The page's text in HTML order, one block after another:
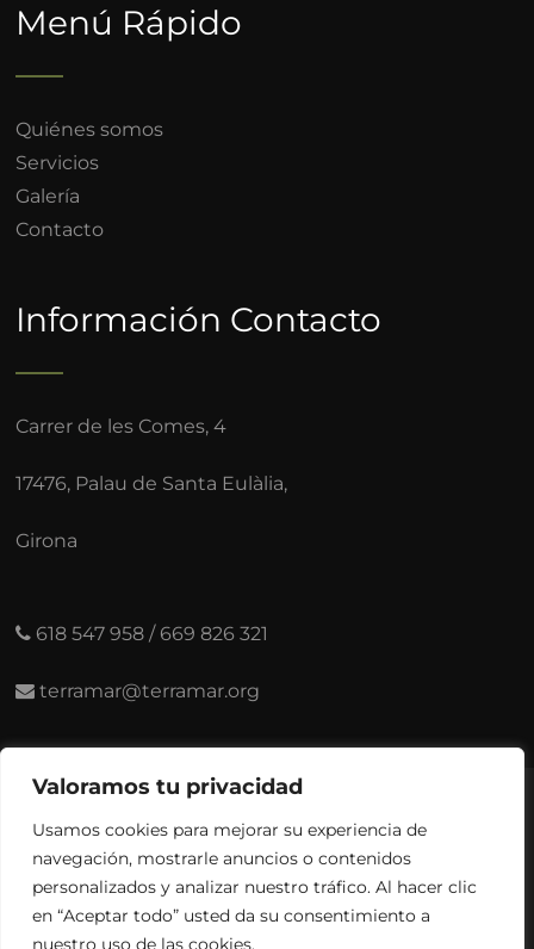
Valoramos tu privacidad
Usamos cookies para mejorar su experiencia de
navegación, mostrarle anuncios o contenidos
personalizados y analizar nuestro tráfico. Al hacer clic
en “Aceptar todo” usted da su consentimiento a
nuestro uso de las cookies.
Menú Rápido
Quiénes somos
Servicios
Galería
Contacto
Información Contacto
Carrer de les Comes, 4
17476, Palau de Santa Eulàlia,
Girona
618 547 958/ 669 826 321
terramar@terramar.org
legal y Privacidad
Accesibilidad| Diseñada por:Citiservi Media